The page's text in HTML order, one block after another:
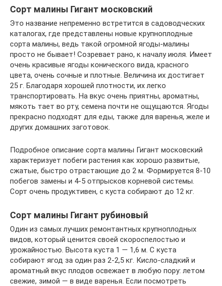
Сорт малины Гигант московский
Это название непременно встретится в садоводческих
каталогах, где представлены новые крупноплодные
сорта малины, ведь такой огромной ягоды-малины
просто не бывает! Созревает рано, к началу июля. Имеет
очень красивые ягоды конического вида, красного
цвета, очень сочные и плотные. Величина их достигает
25 г. Благодаря хорошей плотности, их легко
транспортировать. На вкус очень приятны, ароматны,
мякоть тает во рту, семена почти не ощущаются. Ягоды
прекрасно подходят для еды, также для варенья, желе и
других домашних заготовок.
Подробное описание сорта малины Гигант московский
характеризует побеги растения как хорошо развитые,
сжатые, быстро отрастающие до 2 м. Формируется 8-10
побегов замены и 4-5 отпрысков корневой системы.
Сорт очень продуктивен, с куста собирают до 12 кг.
Сорт малины Гигант рубиновый
Один из самых лучших ремонтантных крупноплодных
видов, который ценится своей скороспелостью и
урожайностью. Высота куста 1 — 1,6 м. С куста
собирают ягод за один раз 2-2,5 кг. Кисло-сладкий и
ароматный вкус плодов освежает в любую пору: летом
свежие, зимой — в виде варенья. Если посмотреть